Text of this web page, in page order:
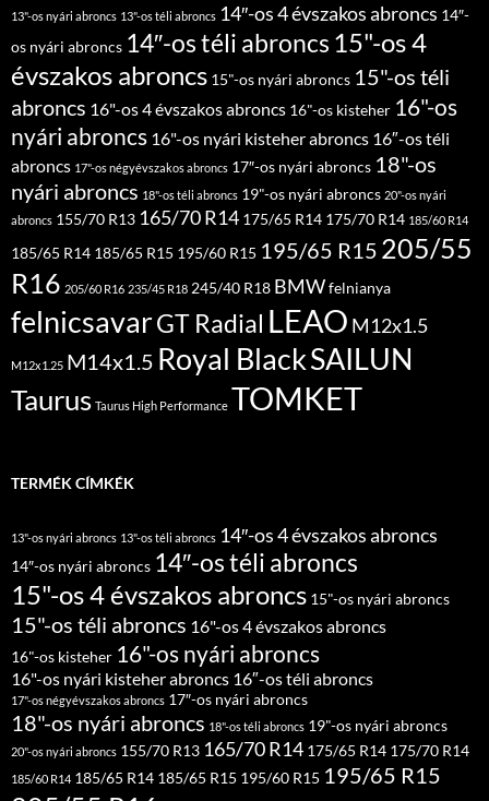
13"-os nyári abroncs 13"-os téli abroncs 14″-os 4 évszakos abroncs 14″-
os nyári abroncs 14″-os téli abroncs 15"-os 4
évszakos abroncs 15"-os nyári abroncs 15"-os téli
abroncs 16"-os 4 évszakos abroncs 16"-os kisteher 16"-os
nyári abroncs 16"-os nyári kisteher abroncs 16″-os téli
abroncs 17"-os négyévszakos abroncs 17″-os nyári abroncs 18"-os
nyári abroncs 18"-os téli abroncs 19"-os nyári abroncs 20"-os nyári
abroncs 155/70 R13 165/70 R14 175/65 R14 175/70 R14 185/60 R14
185/65 R14 185/65 R15 195/60 R15 195/65 R15 205/55
R16 205/60 R16 235/45 R18 245/40 R18 BMWfelnianya
felnicsavarGT Radial LEAO M12x1.5
M12x1.25 M14x1.5 Royal BlackSAILUN
Taurus Taurus High Performance TOMKET
TERMÉK CÍMKÉK
13"-os nyári abroncs 13"-os téli abroncs 14″-os 4 évszakos abroncs
14″-os nyári abroncs 14″-os téli abroncs
15"-os 4 évszakos abroncs 15"-os nyári abroncs
15"-os téli abroncs 16"-os 4 évszakos abroncs
16"-os kisteher 16"-os nyári abroncs
16"-os nyári kisteher abroncs 16″-os téli abroncs
17"-os négyévszakos abroncs 17″-os nyári abroncs
18"-os nyári abroncs 18"-os téli abroncs 19"-os nyári abroncs
20"-os nyári abroncs 155/70 R13 165/70 R14 175/65 R14 175/70 R14
185/60 R14 185/65 R14 185/65 R15 195/60 R15 195/65 R15